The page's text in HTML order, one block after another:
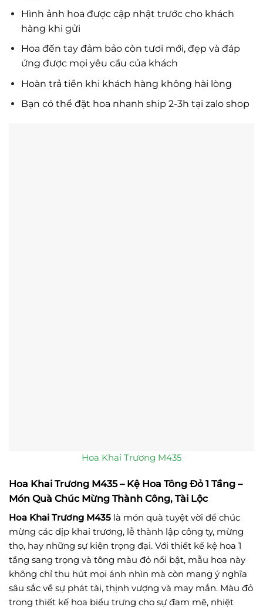
Hình ảnh hoa được cập nhật trước cho khách
hàng khi gửi
Hoa đến tay đảm bảo còn tươi mới, đẹp và đáp
ứng được mọi yêu cầu của khách
Hoàn trả tiền khi khách hàng không hài lòng
Bạn có thể đặt hoa nhanh ship 2-3h tại zalo shop
Hoa Khai Trương M435
Hoa Khai Trương M435 – Kệ Hoa Tông Đỏ 1 Tầng –
Món Quà Chúc Mừng Thành Công, Tài Lộc
Hoa Khai Trương M435 là món quà tuyệt vời để chúc
mừng các dịp khai trương, lễ thành lập công ty, mừng
thọ, hay những sự kiện trọng đại. Với thiết kế kệ hoa 1
tầng sang trọng và tông màu đỏ nổi bật, mẫu hoa này
không chỉ thu hút mọi ánh nhìn mà còn mang ý nghĩa
sâu sắc về sự phát tài, thịnh vượng và may mắn. Màu đỏ
trong thiết kế hoa biểu trưng cho sự đam mê, nhiệt